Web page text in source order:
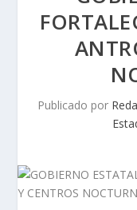
Publicado por